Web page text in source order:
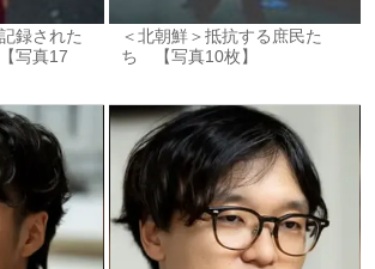
録された
写真17
＜北朝鮮＞抵抗する庶民た
ち 【写真10枚】